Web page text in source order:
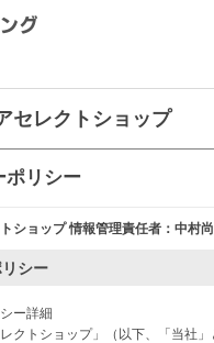
セレクトショップ
ポリシー
ショップ情報管理責任者： 中村
シー
ー詳細
クトショップ」（以下、「当社